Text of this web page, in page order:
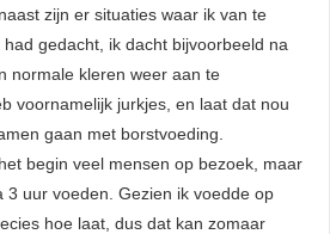
zijn er situaties waar ik van te
gedacht, ik dacht bijvoorbeeld na
normale kleren weer aan te
voornamelijk jurkjes, en laat dat nou
gaan met borstvoeding.
begin veel mensen op bezoek, maar
3 uur voeden. Gezien ik voedde op
hoe laat, dus dat kan zomaar